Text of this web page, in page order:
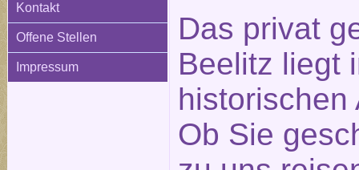
Kontakt
Offene Stellen
Impressum
Das privat
Beelitz liegt
historischen
Ob Sie